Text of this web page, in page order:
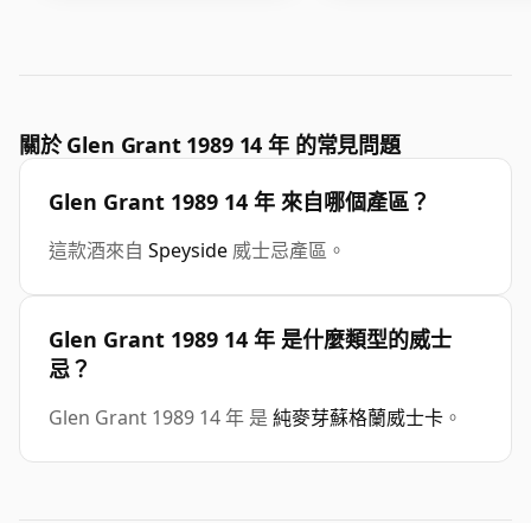
關於 Glen Grant 1989 14 年 的常見問題
Glen Grant 1989 14 年 來自哪個產區？
這款酒來自 Speyside 威士忌產區。
Glen Grant 1989 14 年 是什麼類型的威士
忌？
Glen Grant 1989 14 年 是 純麥芽蘇格蘭威士卡 。